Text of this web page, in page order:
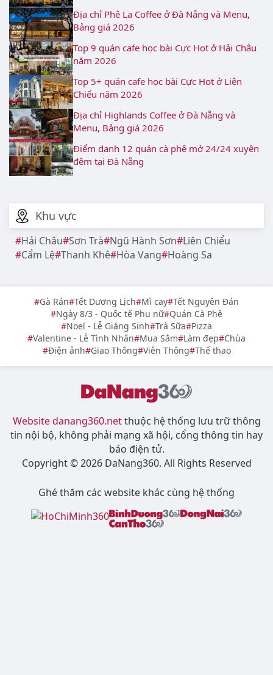
Khu vực
Hải Châu Sơn Trà Ngũ Hành Sơn Liên Chiểu
Cẩm Lệ Thanh Khê Hòa Vang Hoàng Sa
Địa chỉ Phê La Coffee ở Đà Nẵng và Menu,
Bảng giá 2026
Top 9 quán cafe học bài Cực Hot ở Hải Châu
năm 2026
Top 5+ quán cafe học bài Cực Hot ở Liên
Chiểu năm 2026
Địa chỉ Highlands Coffee ở Đà Nẵng và
Menu, Bảng giá 2026
Điểm danh 12 quán cà phê mở 24/24 xuyên
đêm tại Đà Nẵng
Gà Rán Tết Dương Lịch Mì cay Tết Nguyên Đán
Ngày 8/3 - Quốc tế Phụ nữ Quán Cà Phê
Noel - Lễ Giáng Sinh Trà Sữa Pizza
Valentine - Lễ Tình Nhân Mua Sắm Làm đẹp Chùa
Điện ảnh Giao Thông Viễn Thông Thể thao
Website danang360.netthuộc hệ thống lưu trữ thông
tin nội bộ, không phải mạng xã hội, cổng thông tin hay
báo điện tử.
Copyright © 2026 DaNang360. All Rights Reserved
Ghé thăm các website khác cùng hệ thống